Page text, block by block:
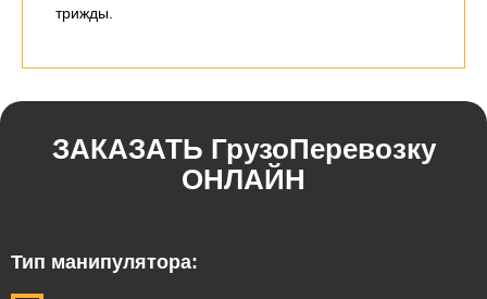
трижды.
ЗАКАЗАТЬ ГрузоПеревозку
ОНЛАЙН
Тип манипулятора: